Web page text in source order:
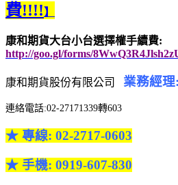
費!!!!】
康和期貨大台小台選擇權手續費:
http://goo.gl/forms/
康和期貨股份有限公司 業務經
連絡電話:02-27171339轉603
★ 專線: 02-2717-0603
★ 手機: 0919-607-830